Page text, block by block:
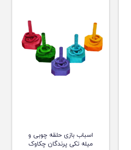
اسباب بازی حلقه چوبی و
میله تکی پرندگان چکاوک